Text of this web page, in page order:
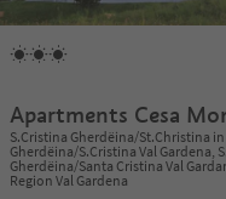
Apartments Cesa
S.Cristina Gherdëina/St.Christina
Gherdëina/S.Cristina Val Gardena,
Gherdëina/Santa Cristina Val
Region Val Gardena